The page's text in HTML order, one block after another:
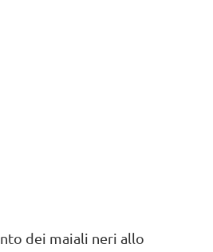
dei maiali neri allo